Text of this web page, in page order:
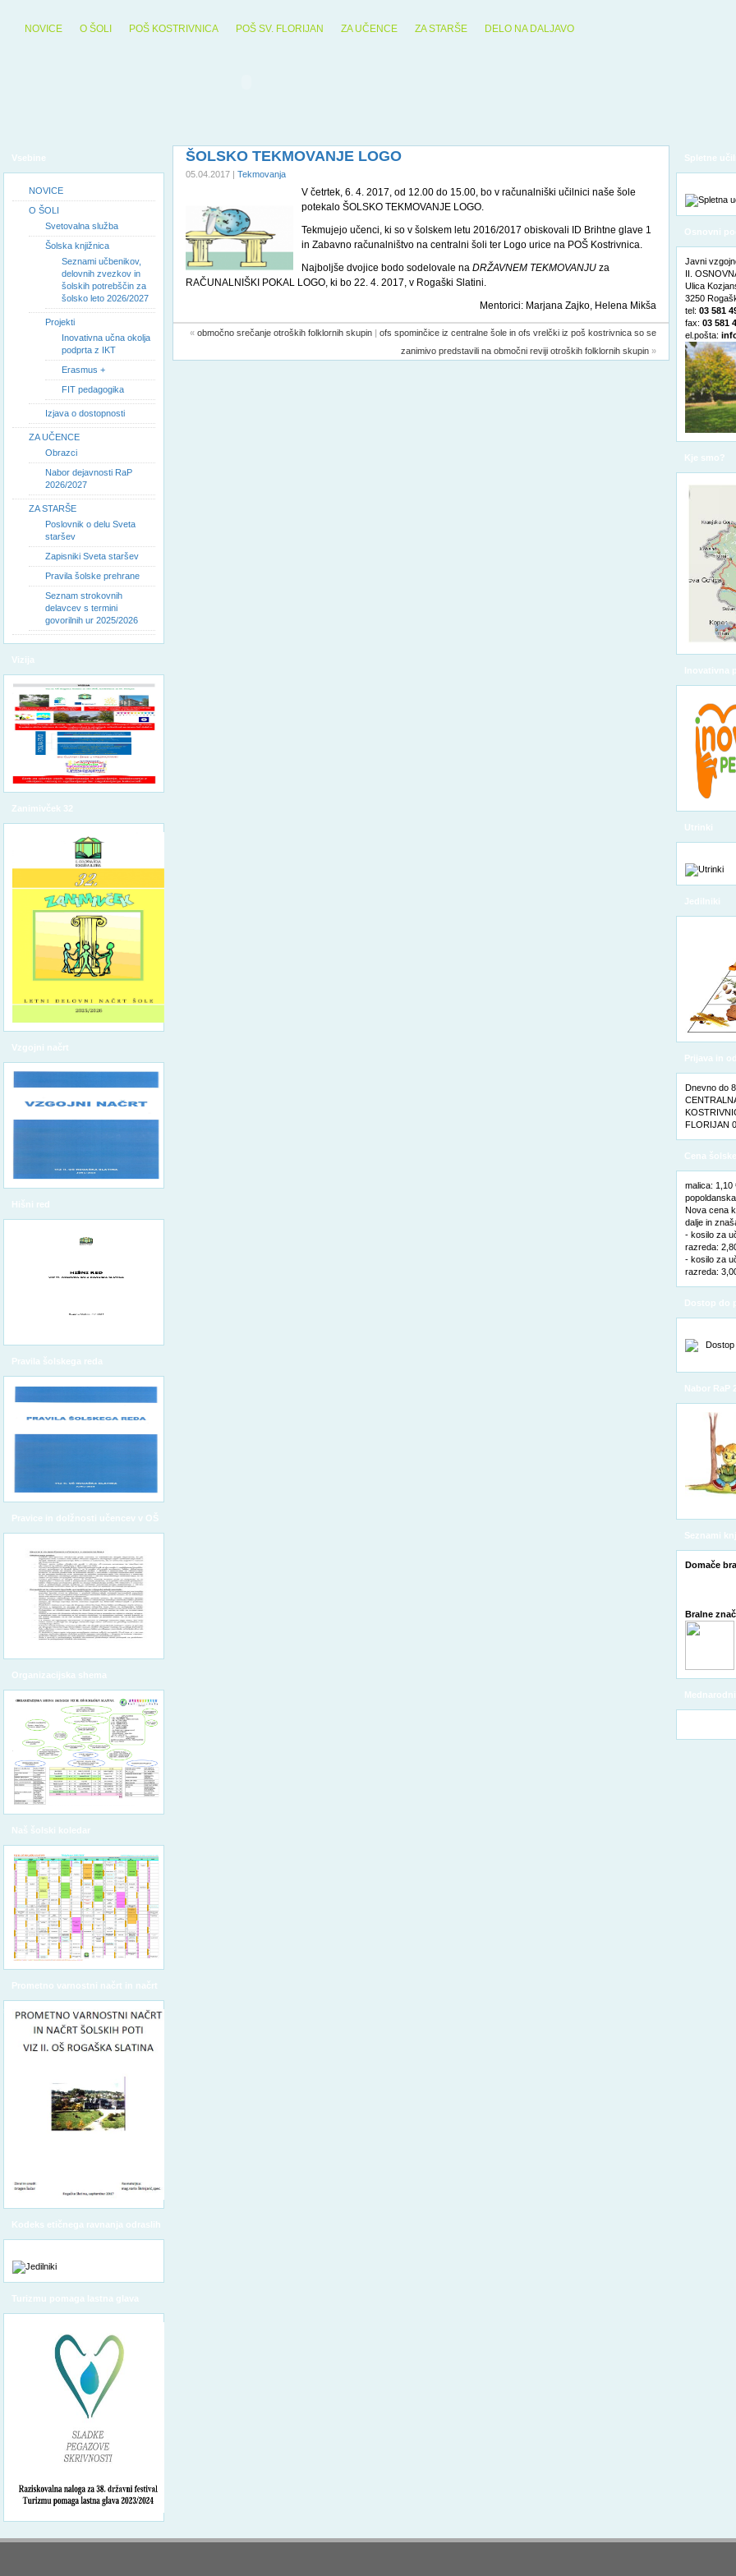
NOVICE O ŠOLI POŠ KOSTRIVNICA POŠ SV. FLORIJAN ZA UČENCE ZA STARŠE DELO NA DALJAVO
Vsebine
NOVICE
O ŠOLI
Svetovalna služba
Šolska knjižnica
Seznami učbenikov,
delovnih zvezkov in
šolskih potrebščin za
šolsko leto 2026/2027
Projekti
Inovativna učna okolja
podprta z IKT
Erasmus +
FIT pedagogika
Izjava o dostopnosti
ZA UČENCE
Obrazci
Nabor dejavnosti RaP
2026/2027
ZA STARŠE
Poslovnik o delu Sveta
staršev
Zapisniki Sveta staršev
Pravila šolske prehrane
Seznam strokovnih
delavcev s termini
govorilnih ur 2025/2026
Vizija
Zanimivček 32
Vzgojni načrt
Hišni red
Pravila šolskega reda
Pravice in dolžnosti učencev v OŠ
Organizacijska shema
Naš šolski koledar
Prometno varnostni načrt in načrt
šolskih poti
Kodeks etičnega ravnanja odraslih
Turizmu pomaga lastna glava
ŠOLSKO TEKMOVANJE LOGO
05.04.2017 | Tekmovanja
V četrtek, 6. 4. 2017, od 12.00 do 15.00, bo v računalniški učilnici naše šole
potekalo ŠOLSKO TEKMOVANJE LOGO.
Tekmujejo učenci, ki so v šolskem letu 2016/2017 obiskovali ID Brihtne glave 1
in Zabavno računalništvo na centralni šoli ter Logo urice na POŠ Kostrivnica.
Najboljše dvojice bodo sodelovale na DRŽAVNEM TEKMOVANJU za
RAČUNALNIŠKI POKAL LOGO, ki bo 22. 4. 2017, v Rogaški Slatini.
Mentorici: Marjana Zajko, Helena Mikša
« območno srečanje otroških folklornih skupin| ofs spominčice iz centralne šole in ofs vrelčki iz poš kostrivnica so se
zanimivo predstavili na območni reviji otroških folklornih skupin»
Spletne
Osnovni
Javni
II.
Ulica
3250
tel: 03 581
fax: 03 581
el.pošta:
Kje smo?
Inovativna
Utrinki
Jedilniki
Prijava in
Dnevno do
FLORIJAN
Cena
malica: 1,10
Nova cena
dalje in
- kosilo za
razreda:
- kosilo za
razreda:
Dostop do
Nabor RaP
Seznami
Domače
Bralne